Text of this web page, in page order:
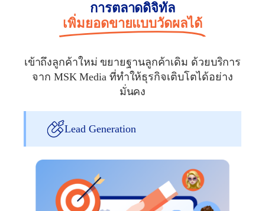
การตลาดดิจิทัล
เพิ่มยอดขายแบบวัดผลได้
เข้าถึงลูกค้าใหม่ ขยายฐานลูกค้าเดิม ด้วยบริการ
จาก MSK Media ที่ทำให้ธุรกิจเติบโตได้อย่าง
มั่นคง
Lead Generation